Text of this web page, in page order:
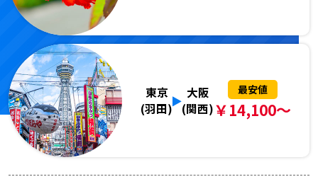
東京
(羽田)
大阪
(関西)
最安値
￥14,100～